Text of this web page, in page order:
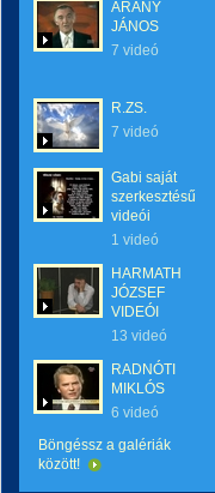
ARANY
JÁNOS
7 videó
R.ZS.
7 videó
Gabi saját
szerkesztésű
videói
1 videó
HARMATH
JÓZSEF
VIDEÓI
13 videó
RADNÓTI
MIKLÓS
6 videó
Böngéssz a galériák
között!